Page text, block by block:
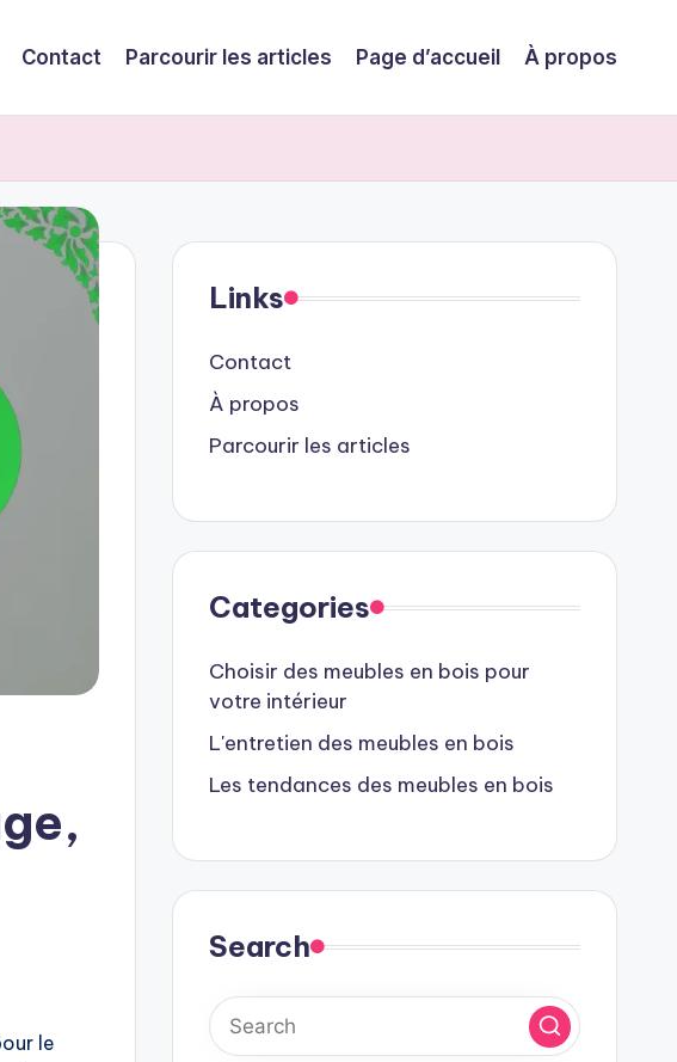
Contact Parcourir les articles Page d’accueil À propos
le
Links
Contact
À propos
Parcourir les articles
Categories
Choisir des meubles en bois pour
votre intérieur
L'entretien des meubles en bois
Les tendances des meubles en bois
Search